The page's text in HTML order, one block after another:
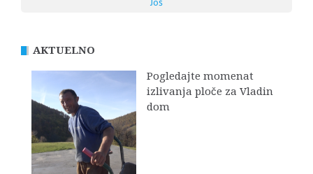
AKTUELNO
Pogledajte momenat
izlivanja ploče za Vladin
dom